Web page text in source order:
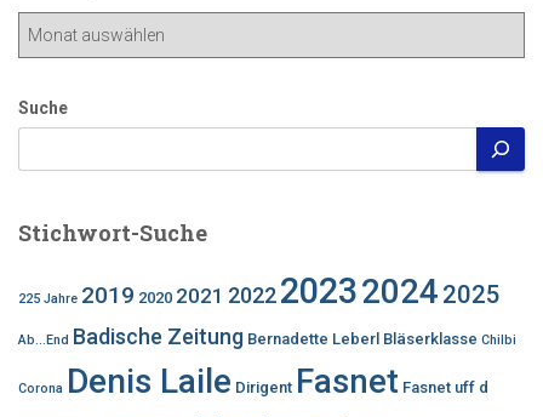
Beitragsarchiv
Suche
Stichwort-Suche
225 Jahre 2019 2020 2021 202220232024 2025
Ab...End Badische Zeitung Bernadette Leberl Bläserklasse Chilbi
Corona Denis Laile Dirigent Fasnet Fasnet uff d